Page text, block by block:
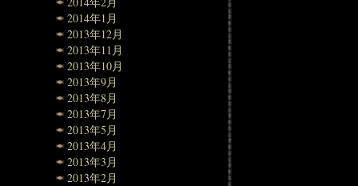
2014年1月
2013年12月
2013年11月
2013年10月
2013年9月
2013年8月
2013年7月
2013年5月
2013年4月
2013年3月
2013年2月